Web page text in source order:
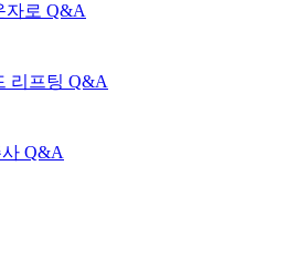
자로 Q&A
리프팅 Q&A
Q&A